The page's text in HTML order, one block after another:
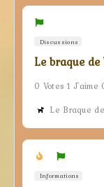
Discussions
Le braque
0 Votes 1 J'aime
Le Braque
Informations